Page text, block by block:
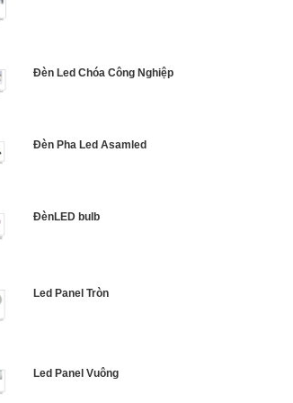
Đèn Led Chóa Công Nghiệp
Đèn Pha Led Asamled
ĐènLED bulb
Led Panel Tròn
Led Panel Vuông